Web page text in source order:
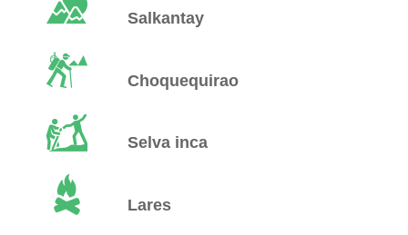
Salkantay
Choquequirao
Selva inca
Lares